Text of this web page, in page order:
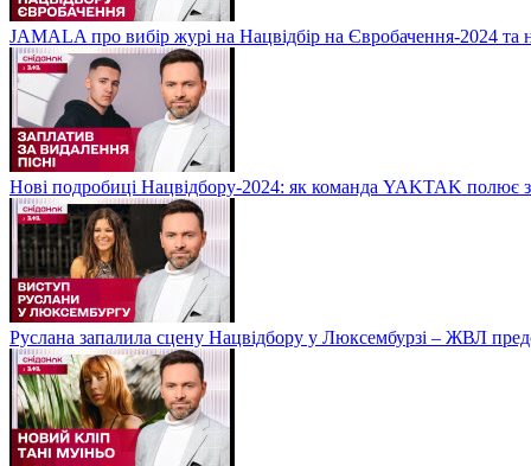
JAMALA про вибір журі на Нацвідбір на Євробачення-2024
Нові подробиці Нацвідбору-2024: як команда YAKTAK полює
Руслана запалила сцену Нацвідбору у Люксембурзі – ЖВЛ